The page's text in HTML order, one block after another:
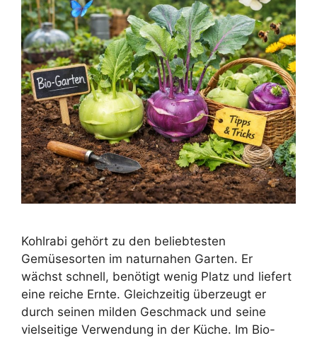
Kohlrabi gehört zu den beliebtesten
Gemüsesorten im naturnahen Garten. Er
wächst schnell, benötigt wenig Platz und liefert
eine reiche Ernte. Gleichzeitig überzeugt er
durch seinen milden Geschmack und seine
vielseitige Verwendung in der Küche. Im Bio-